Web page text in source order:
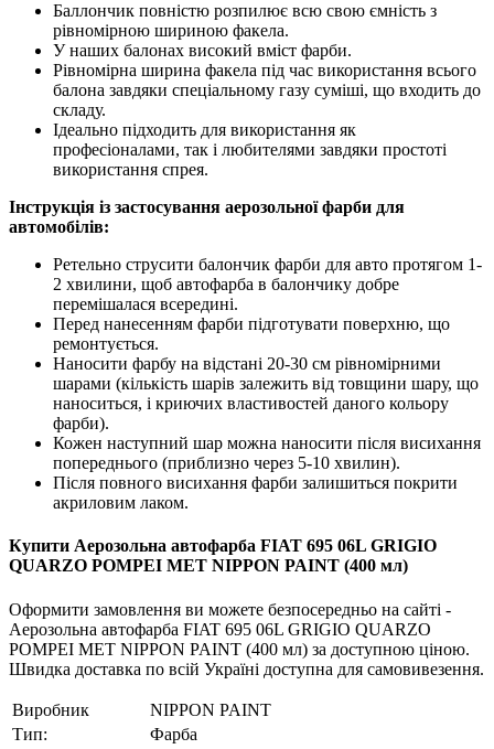
Баллончик повністю розпилює всю свою ємність з
рівномірною шириною факела.
У наших балонах високий вміст фарби.
Рівномірна ширина факела під час використання всього
балона завдяки спеціальному газу суміші, що входить до
складу.
Ідеально підходить для використання як
професіоналами, так і любителями завдяки простоті
використання спрея.
Інструкція із застосування аерозольної фарби для
автомобілів:
Ретельно струсити балончик фарби для авто протягом 1-
2 хвилини, щоб автофарба в балончику добре
перемішалася всередині.
Перед нанесенням фарби підготувати поверхню, що
ремонтується.
Наносити фарбу на відстані 20-30 см рівномірними
шарами (кількість шарів залежить від товщини шару, що
наноситься, і криючих властивостей даного кольору
фарби).
Кожен наступний шар можна наносити після висихання
попереднього (приблизно через 5-10 хвилин).
Після повного висихання фарби залишиться покрити
акриловим лаком.
Купити Аерозольна автофарба FIAT 695 06L GRIGIO
QUARZO POMPEI MET NIPPON PAINT (400 мл)
Оформити замовлення ви можете безпосередньо на сайті -
Аерозольна автофарба FIAT 695 06L GRIGIO QUARZO
POMPEI MET NIPPON PAINT (400 мл) за доступною ціною.
Швидка доставка по всій Україні доступна для самовивезення.
Виробник
NIPPON PAINT
Тип:
Фарба